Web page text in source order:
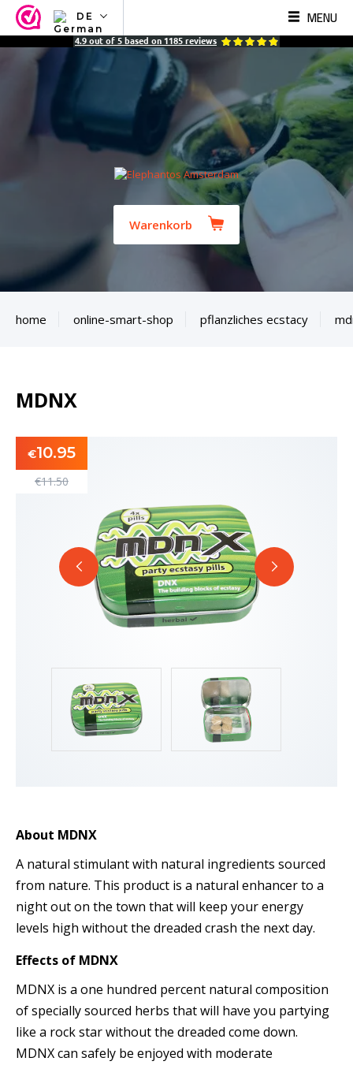
DE
NL
ES
MENU
4.9 out of 5 based on 1185 reviews
Warenkorb
home online-smart-shop pflanzliches ecstacy
MDNX
€10.95
€11.50
About MDNX
A natural stimulant with natural ingredients sourced
from nature. This product is a natural enhancer to a
night out on the town that will keep your energy
levels high without the dreaded crash the next day.
Effects of MDNX
MDNX is a one hundred percent natural composition
of specially sourced herbs that will have you partying
like a rock star without the dreaded come down.
MDNX can safely be enjoyed with moderate